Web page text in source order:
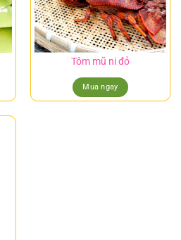
Tôm mũ ni đỏ
Mua ngay